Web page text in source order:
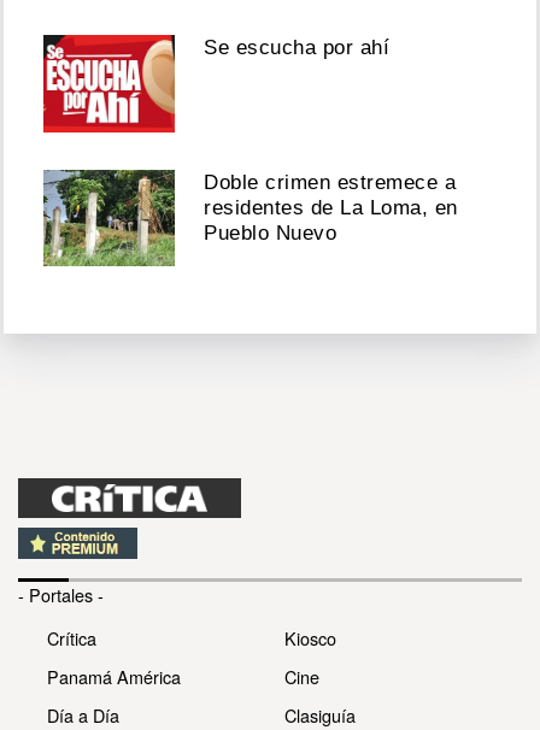
Se escucha por ahí
Doble crimen estremece a
residentes de La Loma, en
Pueblo Nuevo
- Portales -
Crítica
Panamá América
Día a Día
Kiosco
Cine
Clasiguía